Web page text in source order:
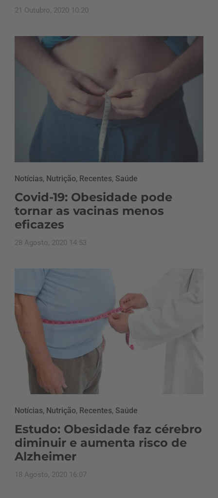
21 Outubro, 2020 10:20
Notícias, Nutrição, Recentes, Saúde
Covid-19: Obesidade pode
tornar as vacinas menos
eficazes
28 Agosto, 2020 14:53
Notícias, Nutrição, Recentes, Saúde
Estudo: Obesidade faz cérebro
diminuir e aumenta risco de
Alzheimer
18 Agosto, 2020 16:07